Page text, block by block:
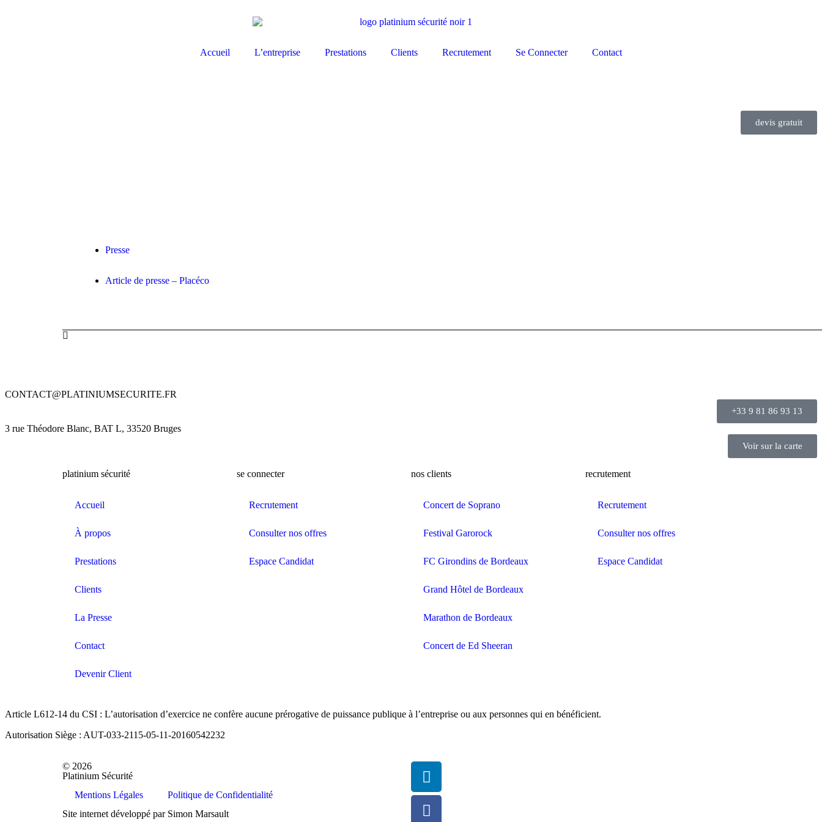
Accueil L’entreprise Prestations Clients Recrutement Se Connecter Contact
devis gratuit
Presse
Article de presse – Placéco
CONTACT@PLATINIUMSECURITE.FR
+33 9 81 86 93 13
3 rue Théodore Blanc, BAT L, 33520 Bruges
Voir sur la carte
platinium sécurité
Accueil
À propos
Prestations
Clients
La Presse
Contact
Devenir Client
se connecter
Recrutement
Consulter nos offres
Espace Candidat
nos clients
Concert de Soprano
Festival Garorock
FC Girondins de Bordeaux
Grand Hôtel de Bordeaux
Marathon de Bordeaux
Concert de Ed Sheeran
recrutement
Recrutement
Consulter nos offres
Espace Candidat
Article L612-14 du CSI : L’autorisation d’exercice ne confère aucune prérogative de puissance publique à l’entreprise ou aux personnes qui en bénéficient.
Autorisation Siège : AUT-033-2115-05-11-20160542232
© 2026
Platinium Sécurité
Mentions Légales
Politique de Confidentialité
Site internet développé par Simon Marsault